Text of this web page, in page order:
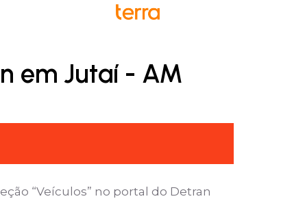
em Jutaí - AM
“Veículos” no portal do Detran